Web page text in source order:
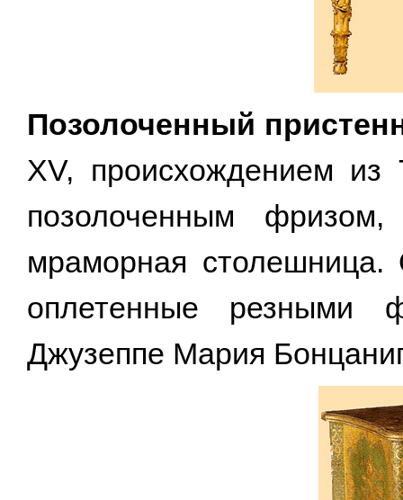
Позолоченный
XV, происхождением
позолоченным фризом,
мраморная
оплетенные резными
Джузеппе Мария